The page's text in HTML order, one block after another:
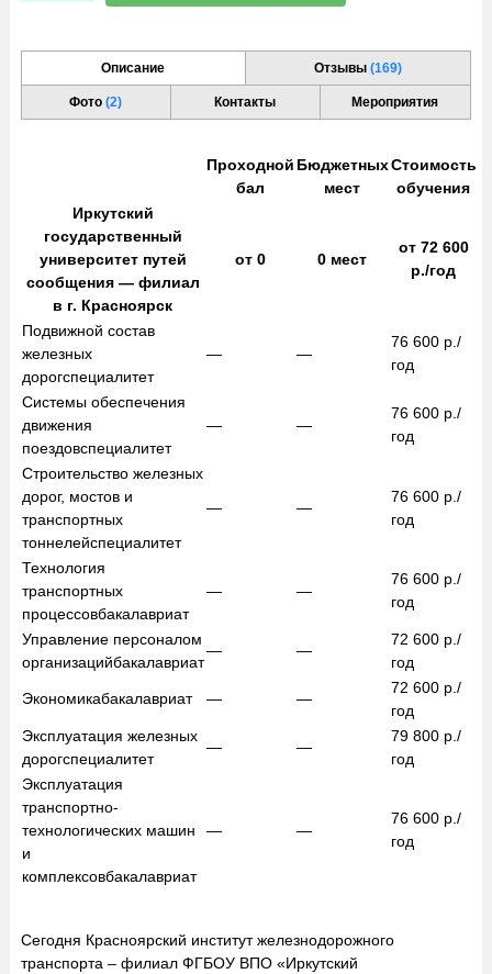
Описание Отзывы (169)
Фото(2) Контакты Мероприятия
Проходной
бал
Бюджетных
мест
Стоимость
обучения
Иркутский
государственный
университет путей
сообщения — филиал
в г. Красноярск
от0 0 мест
от72 600
р./год
Подвижной состав
железных
дорогспециалитет
— —
76 600 р./
год
Системы обеспечения
движения
поездовспециалитет
— —
76 600 р./
год
Строительство железных
дорог, мостов и
транспортных
тоннелейспециалитет
— —
76 600 р./
год
Технология
транспортных
процессовбакалавриат
— —
76 600 р./
год
Управление персоналом
организацийбакалавриат
— —
72 600 р./
год
Экономикабакалавриат — —
72 600 р./
год
Эксплуатация железных
дорогспециалитет
— —
79 800 р./
год
Эксплуатация
транспортно-
технологических машин
и
комплексовбакалавриат
— —
76 600 р./
год
Сегодня Красноярский институт железнодорожного
транспорта – филиал ФГБОУ ВПО «Иркутский